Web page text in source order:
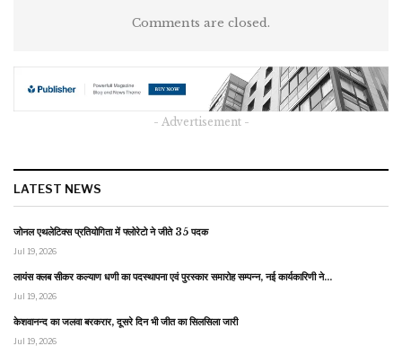
Comments are closed.
- Advertisement -
LATEST NEWS
जोनल एथलेटिक्स प्रतियोगिता में फ्लोरेटो ने जीते 35 पदक
Jul 19, 2026
लायंस क्लब सीकर कल्याण धणी का पदस्थापना एवं पुरस्कार समारोह सम्पन्न, नई कार्यकारिणी ने…
Jul 19, 2026
केशवानन्द का जलवा बरकरार, दूसरे दिन भी जीत का सिलसिला जारी
Jul 19, 2026